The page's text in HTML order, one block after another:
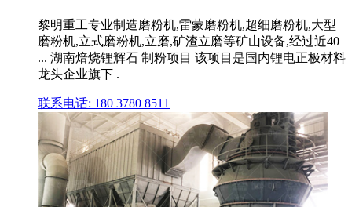
黎明重工专业制造磨粉机,雷蒙磨粉机,超细磨粉机,大型
磨粉机,立式磨粉机,立磨,矿渣立磨等矿山设备,经过近40
... 湖南焙烧锂辉石 制粉项目 该项目是国内锂电正极材料
龙头企业旗下 .
联系电话: 180 3780 8511